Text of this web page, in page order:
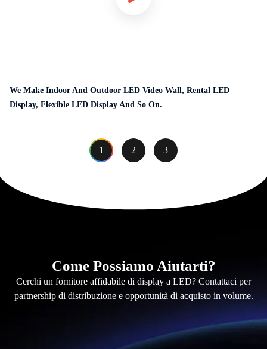
We Make Indoor And Outdoor LED Video Wall, Rental LED
Display, Flexible LED Display And So On.
1 2 3
Come Possiamo Aiutarti?
Cerchi un fornitore affidabile di display a LED? Contattaci per
partnership di distribuzione e opportunità di acquisto in volume.